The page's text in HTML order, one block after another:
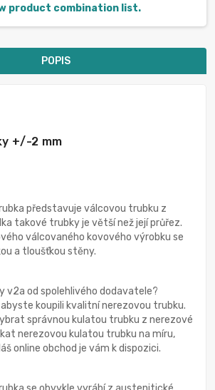
product combination list.
POPIS
+/-2 mm
představuje válcovou trubku z
takové trubky je větší než její průřez.
válcovaného kovového výrobku se
a tloušťkou stěny.
v2a od spolehlivého dodavatele?
koupili kvalitní nerezovou trubku.
správnou kulatou trubku z nerezové
nerezovou kulatou trubku na míru,
online obchod je vám k dispozici.